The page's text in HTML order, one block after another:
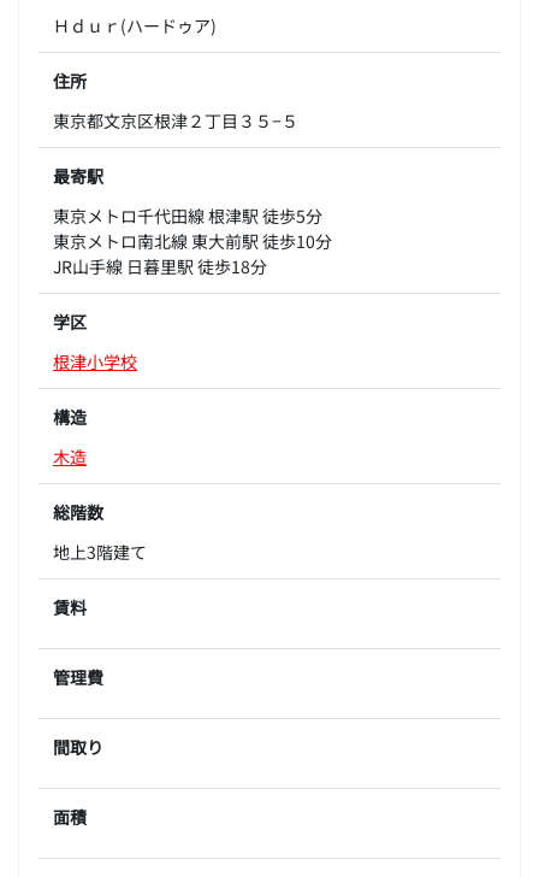
Ｈｄｕｒ(ハードゥア)
住所
東京都文京区根津２丁目３５−５
最寄駅
東京メトロ千代田線 根津駅 徒歩5分
東京メトロ南北線 東大前駅 徒歩10分
JR山手線 日暮里駅 徒歩18分
学区
根津小学校
構造
木造
総階数
地上3階建て
賃料
管理費
間取り
面積